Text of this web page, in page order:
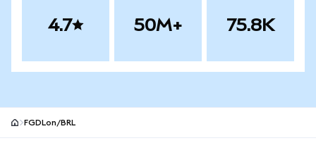
4.7 50M+ 75.8K
FGDLon/BRL